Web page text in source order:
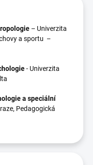
– Univerzita
a sportu –
- Univerzita
a speciální
Pedagogická